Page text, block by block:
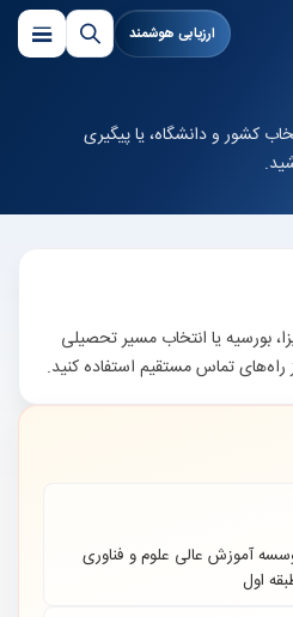
ارزیابی هوشمند
کشور و دانشگاه، یا پیگیری
بورسیه یا انتخاب مسیر تحصیلی
راه‌های تماس مستقیم استفاده کنید.
آموزش عالی علوم و فناوری
اول